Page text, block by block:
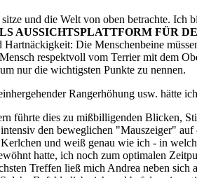
und die Welt von oben betrachte. Ich
AUSSICHTSPLATTFORM FÜR
Die Menschenbeine
respektvoll vom Terrier mit dem
nur die wichtigsten Punkte zu nennen.
Rangerhöhung usw. hätte
führte dies zu mißbilligenden Blicken,
den beweglichen "Mauszeiger"
und weiß genau wie ich - in
hatte, ich noch zum optimalen
Treffen ließ mich Andrea neben